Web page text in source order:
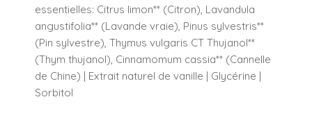
essentielles: Citrus limon** (Citron), Lavandula
angustifolia** (Lavande vraie), Pinus sylvestris**
(Pin sylvestre), Thymus vulgaris CT Thujanol**
(Thym thujanol), Cinnamomum cassia** (Cannelle
de Chine) | Extrait naturel de vanille | Glycérine |
Sorbitol